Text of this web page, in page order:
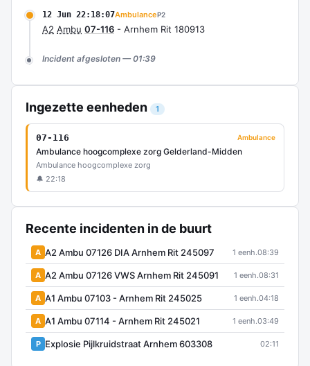
12 Jun 22:18:07AmbulanceP2
A2 Ambu 07-116 - Arnhem Rit 180913
Incident afgesloten — 01:39
Ingezette eenheden 1
07-116 Ambulance
Ambulance hoogcomplexe zorg Gelderland-Midden
Ambulance hoogcomplexe zorg
🔔 22:18
Recente incidenten in de buurt
A A2 Ambu 07126 DIA Arnhem Rit 245097 1 eenh.08:39
A A2 Ambu 07126 VWS Arnhem Rit 245091 1 eenh.08:31
A A1 Ambu 07103 - Arnhem Rit 245025 1 eenh.04:18
A A1 Ambu 07114 - Arnhem Rit 245021 1 eenh.03:49
P Explosie Pijlkruidstraat Arnhem 603308 02:11